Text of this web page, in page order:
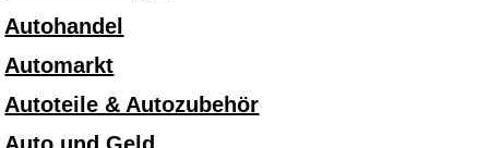
Autohandel
Automarkt
Autoteile & Autozubehör